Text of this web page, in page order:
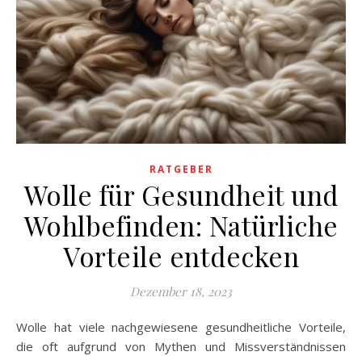
RATGEBER
Wolle für Gesundheit und
Wohlbefinden: Natürliche
Vorteile entdecken
Dezember 18, 2023
Wolle hat viele nachgewiesene gesundheitliche Vorteile,
die oft aufgrund von Mythen und Missverständnissen